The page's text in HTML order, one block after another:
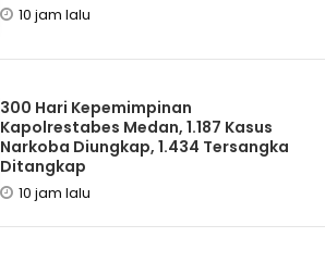
10 jam lalu
300 Hari Kepemimpinan
Kapolrestabes Medan, 1.187 Kasus
Narkoba Diungkap, 1.434 Tersangka
Ditangkap
10 jam lalu